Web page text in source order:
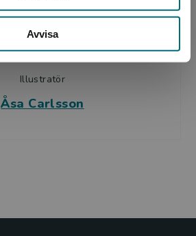
Avvisa
Illustratör
Åsa Carlsson